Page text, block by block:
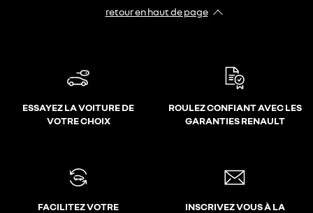
retour en haut de page​
ESSAYEZ LA VOITURE DE
VOTRE CHOIX
ROULEZ CONFIANT AVEC LES
GARANTIES RENAULT
FACILITEZ VOTRE
INSCRIVEZ VOUS À LA